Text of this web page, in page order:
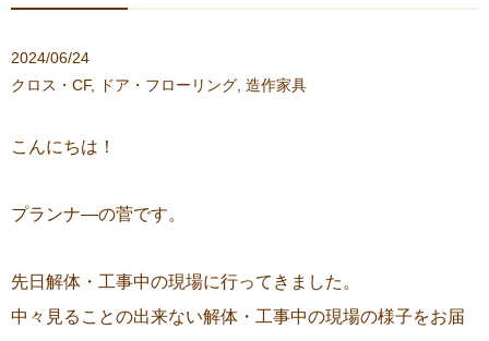
2024/06/24
クロス・CF, ドア・フローリング 造作家具
こんにちは！
プランナ―の菅です。
先日解体・工事中の現場に行ってきました。
中々見ることの出来ない解体・工事中の現場の様子をお届